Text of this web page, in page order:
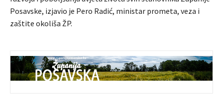
Posavske, izjavio je Pero Radić, ministar prometa, veza i
zaštite okoliša ŽP.